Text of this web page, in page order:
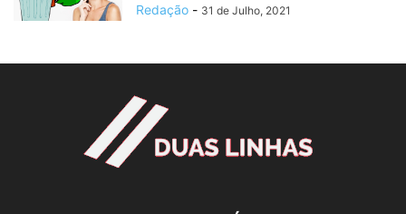
Redação - 31 de Julho, 2021